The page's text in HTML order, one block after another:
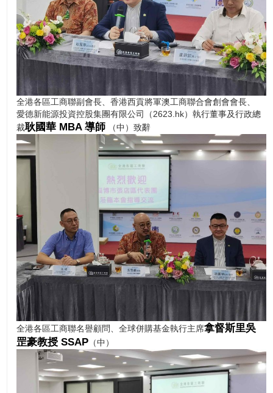
全港各區工商聯副會長、香港西貢將軍澳工商聯合會創會會長、
愛德新能源投資控股集團有限公司（2623.hk）執行董事及行政總
裁耿國華 MBA 導師 （中）致辭
全港各區工商聯名譽顧問、全球併購基金執行主席拿督斯里吳
罡豪教授 SSAP （中）